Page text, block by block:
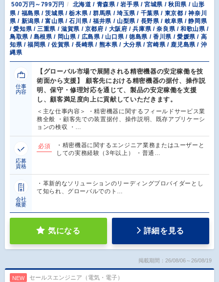
500万円～799万円
北海道 / 青森県 / 岩手県 / 宮城県 / 秋田県 / 山形
県 / 福島県 / 茨城県 / 栃木県 / 群馬県 / 埼玉県 / 千葉県 / 東京都 / 神奈川
県 / 新潟県 / 富山県 / 石川県 / 福井県 / 山梨県 / 長野県 / 岐阜県 / 静岡県
/ 愛知県 / 三重県 / 滋賀県 / 京都府 / 大阪府 / 兵庫県 / 奈良県 / 和歌山県 /
鳥取県 / 島根県 / 岡山県 / 広島県 / 山口県 / 徳島県 / 香川県 / 愛媛県 / 高
知県 / 福岡県 / 佐賀県 / 長崎県 / 熊本県 / 大分県 / 宮崎県 / 鹿児島県 / 沖
縄県
仕事
内容
【グローバル市場で展開される精密機器の安定稼働を技
術面から支援】 顧客先における精密機器の据付、操作説
明、保守・修理対応を通じて、製品の安定稼働を支援
し、顧客満足度向上に貢献していただきます。
＜主な仕事内容＞ ・精密機器に関するフィールドサービス業
務全般 ・顧客先での装置据付、操作説明、既存アプリケーシ
ョンの検収 ・…
応募
資格
必須
・精密機器に関するエンジニア業務またはユーザーと
しての実務経験（3年以上） ・普通…
会社
概要
・革新的なソリューションのリーディングプロバイダーとし
て知られ、グローバルでのト…
気になる 詳細を見る
掲載期間：26/08/06～26/08/19
NEW セールスエンジニア（電気・電子）